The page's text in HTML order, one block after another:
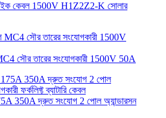
কেবল 1500V H1Z2Z2-K সোলার
সৌর তারের সংযোগকারী 1500V 50A
350A দ্রুত সংযোগ 2 পোল অ্যান্ডারসন